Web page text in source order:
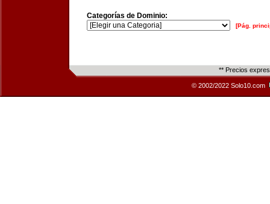
Categorías de Dominio:
[Pág.
** Precios
© 2002/2022 Solo10.com